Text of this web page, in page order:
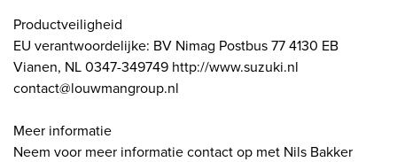
Productveiligheid
EU verantwoordelijke: BV Nimag Postbus 77 4130 EB
Vianen, NL 0347-349749 http://www.suzuki.nl
contact@louwmangroup.nl
Meer informatie
Neem voor meer informatie contact op met Nils Bakker